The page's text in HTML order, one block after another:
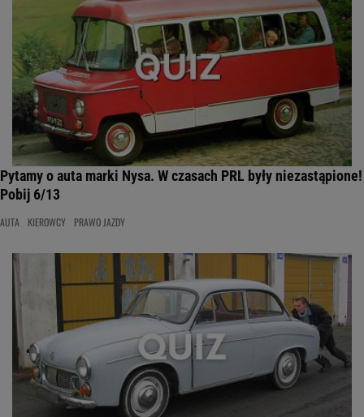
Pytamy o auta marki Nysa. W czasach PRL były niezastąpione!
Pobij 6/13
AUTA KIEROWCY PRAWO JAZDY